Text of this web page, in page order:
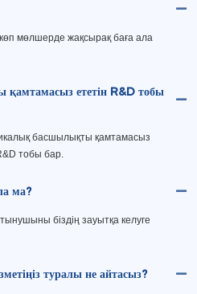
мөлшерде жақсырақ баға ала
ететін R&D тобы
басшылықты қамтамасыз
тобы бар.
ма?
біздің зауытқа келуге
туралы не айтасыз?